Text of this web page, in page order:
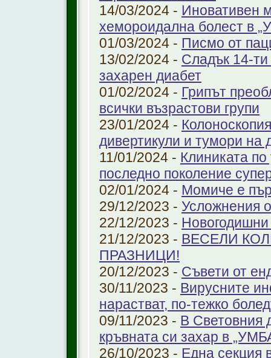
14/03/2024 - Иновативен
хемороидална болест в
01/03/2024 - Писмо от
13/02/2024 - Сладък 14-
захарен диабет
01/02/2024 - Грипът
всички възрастови групи
23/01/2024 -
дивертикули и тумори на
11/01/2024 - Клиниката
последно поколение
02/01/2024 - Момиче е
29/12/2023 - Усложнения
22/12/2023 -
21/12/2023 - ВЕСЕЛИ
ПРАЗНИЦИ!
20/12/2023 - Съвети от
30/11/2023 - Вирусните
нарастват, по-тежко
09/11/2023 - В Световния
кръвната си захар в
26/10/2023 - Една секция